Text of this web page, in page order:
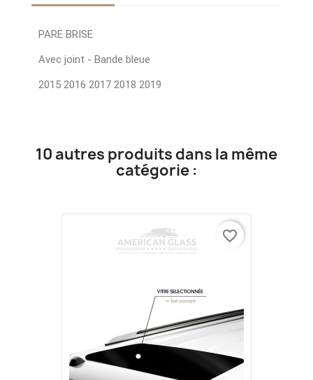
PARE BRISE
Avec joint - Bande bleue
2015 2016 2017 2018 2019
10 autres produits dans la même
catégorie :
favorite_border